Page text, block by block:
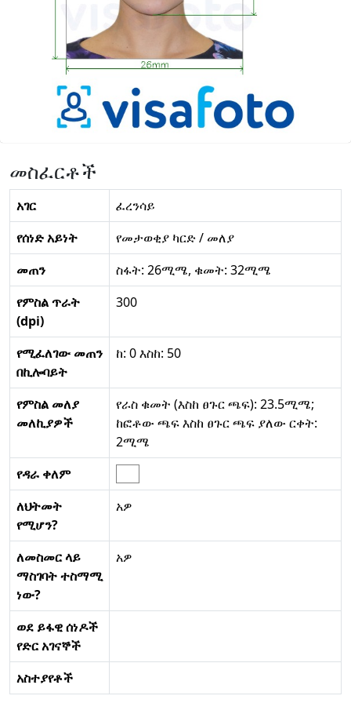
መስፈርቶች
አገር
ፈረንሳይ
የሰነድ አይነት
የመታወቂያ ካርድ / መለያ
መጠን
ስፋት: 26ሚሜ, ቁመት: 32ሚሜ
የምስል ጥራት
(dpi)
300
የሚፈለገው መጠን
በኪሎባይት
ከ: 0 እስከ: 50
የምስል መለያ
መለኪያዎች
የራስ ቁመት (እስከ ፀጉር ጫፍ): 23.5ሚሜ;
ከፎቶው ጫፍ እስከ ፀጉር ጫፍ ያለው ርቀት:
2ሚሜ
የዳራ ቀለም
ለህትመት
የሚሆን?
አዎ
ለመስመር ላይ
ማስገባት ተስማሚ
ነው?
አዎ
ወደ ይፋዊ ሰነዶች
የድር አገናኞች
አስተያየቶች